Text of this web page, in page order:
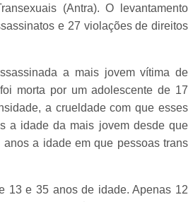
(Antra). O levantamento
e 27 violações de direitos
a mais jovem vítima de
morta por um adolescente de 17
a crueldade com que esses
a idade da mais jovem desde que
a idade em que pessoas trans
13 e 35 anos de idade. Apenas 12